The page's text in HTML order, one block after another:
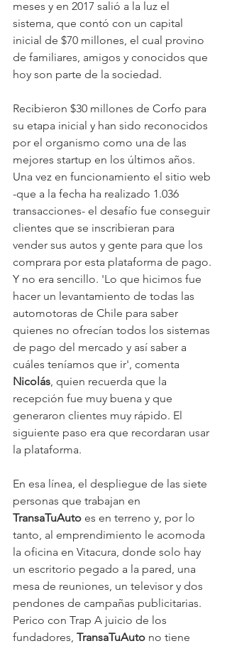
meses y en 2017 salió a la luz el
sistema, que contó con un capital
inicial de $70 millones, el cual provino
de familiares, amigos y conocidos que
hoy son parte de la sociedad.
Recibieron $30 millones de Corfo para
su etapa inicial y han sido reconocidos
por el organismo como una de las
mejores startup en los últimos años.
Una vez en funcionamiento el sitio web
-que a la fecha ha realizado 1.036
transacciones- el desafío fue conseguir
clientes que se inscribieran para
vender sus autos y gente para que los
comprara por esta plataforma de pago.
Y no era sencillo. 'Lo que hicimos fue
hacer un levantamiento de todas las
automotoras de Chile para saber
quienes no ofrecían todos los sistemas
de pago del mercado y así saber a
cuáles teníamos que ir', comenta
Nicolás , quien recuerda que la
recepción fue muy buena y que
generaron clientes muy rápido. El
siguiente paso era que recordaran usar
la plataforma.
En esa línea, el despliegue de las siete
personas que trabajan en
TransaTuAuto es en terreno y, por lo
tanto, al emprendimiento le acomoda
la oficina en Vitacura, donde solo hay
un escritorio pegado a la pared, una
mesa de reuniones, un televisor y dos
pendones de campañas publicitarias.
Perico con Trap A juicio de los
fundadores, TransaTuAuto no tiene